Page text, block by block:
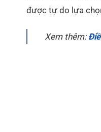
được tự do lựa
Xem thêm: